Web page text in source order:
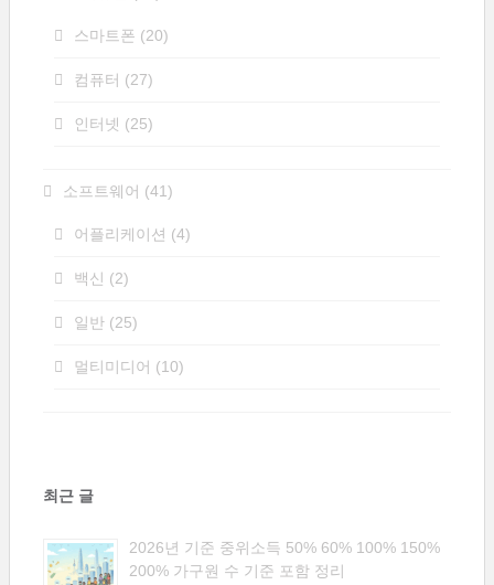
스마트폰 (20)
컴퓨터 (27)
인터넷 (25)
소프트웨어 (41)
어플리케이션 (4)
백신 (2)
일반 (25)
멀티미디어 (10)
최근 글
2026년 기준 중위소득 50% 60% 100% 150%
200% 가구원 수 기준 포함 정리